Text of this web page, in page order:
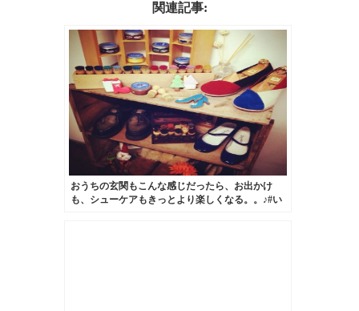
関連記事:
おうちの玄関もこんな感じだったら、お出かけ
も、シューケアもきっとより楽しくなる。。♪#い